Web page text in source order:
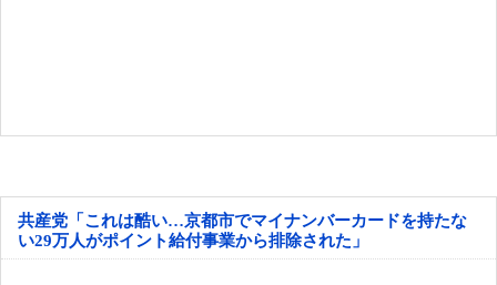
共産党「これは酷い…京都市でマイナンバーカードを持たな
い29万人がポイント給付事業から排除された」